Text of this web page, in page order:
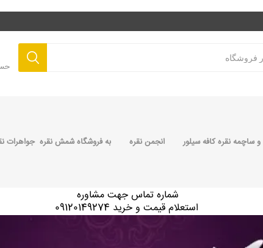
ساچمه نقره کافه سیلور انجمن نقره به فروشگاه شمش نقره جواهرات
شماره تماس جهت مشاوره
استعلام قیمت و خرید 09120149274